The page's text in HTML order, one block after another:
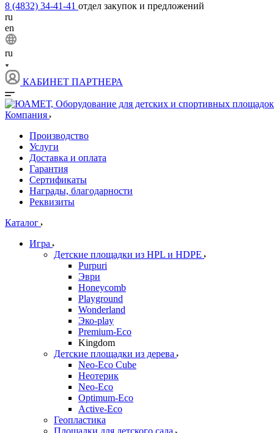
8 (4832) 34-41-41 отдел закупок и предложений
ru
en
ru
КАБИНЕТ ПАРТНЕРА
Компания
Производство
Услуги
Доставка и оплата
Гарантия
Сертификаты
Награды, благодарности
Реквизиты
Каталог
Игра
Детские площадки из HPL и HDPE
Purpuri
Эври
Honeycomb
Playground
Wonderland
Эко-play
Premium-Eco
Kingdom
Детские площадки из дерева
Neo-Eco Cube
Неотерик
Neo-Eco
Оptimum-Еco
Active-Eco
Геопластика
Площадки для детского сада